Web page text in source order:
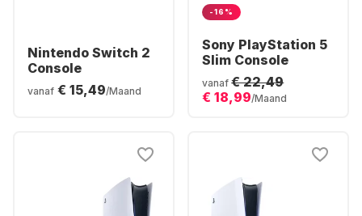
Nintendo Switch 2
Console
vanaf € 15,49/Maand
-16%
Sony PlayStation 5
Slim Console
vanaf € 22,49
€ 18,99/Maand